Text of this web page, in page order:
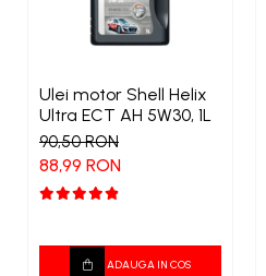
Ulei motor Shell Helix
Ultra ECT AH 5W30, 1L
90,50 RON
88,99 RON
ADAUGA IN COS